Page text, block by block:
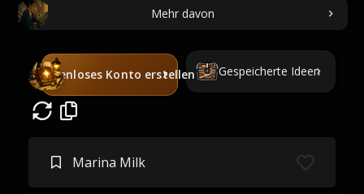
Mehr davon
Kostenloses Konto erstellen Gespeicherte Ideen
Marina Milk